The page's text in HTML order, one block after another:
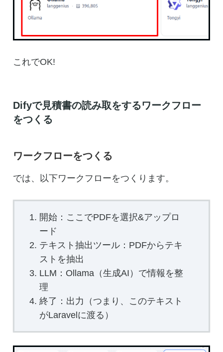
これでOK!
Difyで見積書の読み取をするワークフロー
をつくる
ワークフローをつくる
では、以下ワークフローをつくります。
開始：ここでPDFを選択&アップロ
ード
テキスト抽出ツール：PDFからテキ
ストを抽出
LLM：Ollama（生成AI）で情報を整
理
終了：出力（つまり、このテキスト
がLaravelに渡る）